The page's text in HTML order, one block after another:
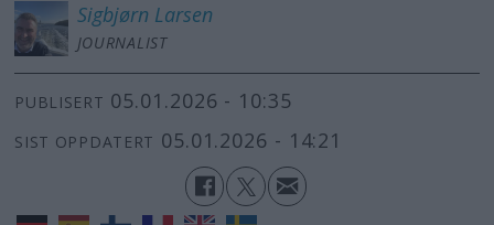
Sigbjørn Larsen
JOURNALIST
PUBLISERT 05.01.2026 - 10:35
SIST OPPDATERT 05.01.2026 - 14:21